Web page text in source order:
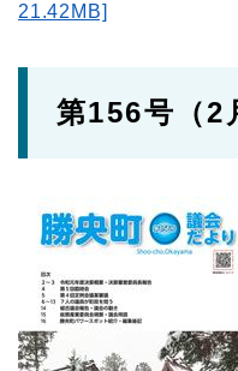
21.42MB]
第156号（2